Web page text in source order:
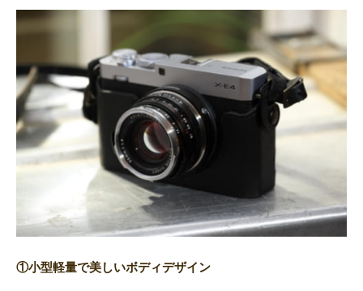
①小型軽量で美しいボディデザイン